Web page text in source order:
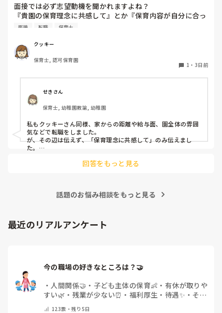
なること多いことに気づきました。
その度にあちらこちらに痛みが来て
立ち上がる時には、膝や太ももが固まり痛みが……
腰痛、膝痛お持ちの方は、どの程度の痛みで働かれているの
でしょうか。
出産等で、幾度か開腹手術をしましたが、翌日には歩けまし
たし…
今回は、今少し治まっている痛みがぶり返したどうしようと
いう思いもあり、ちょっと無理かも…と思い始めています。
まだ急性期ということと、昔、夫が腰を痛めてすぐに整骨院
に行ってより酷くなって帰ってきたことがあり、怖くて行け
ので、その子には待っててねといい外に出ていました。今日
はそれで2回漏らしています。
2回目は私は見ていないのですが、かなり微量だったそう
しているように見えると言われました。
日頃からそのことの関わりはしっかり持てるように意識はし
ていますが…
面接では必ず志望動機を聞かれますよね？
『貴園の保育理念に共感して』とか『保育内容が自分に合っ
てると思いました』等々が多いかと思いますが、実際はどう
私自身、園の雰囲気とか園の規模、保育内容は勘案しますが
正直なところ、家から通いやすいか、給与はどうか…という
ところに重きを置いています
皆さんは、志望動機をどのように答えていますか？また、本
音はどうですか？
面接 転職 保育士
クッキー
保育士, 認可保育園
1 ・ 3日前
せきさん
保育士, 幼稚園教諭, 幼稚園
私もクッキーさん同様、家からの距離や給与面、園全体の雰囲
気などで転職をしました。
が、その辺は伝えず、「保育理念に共感して」のみ伝えまし
た。
回答をもっと見る
話題のお悩み相談をもっと見る
最近のリアルアンケート
・ 人間関係🤝 ・ 子ども主体の保育👶 ・ 有休が取りや
すい🌿 ・ 残業が少ない⏰ ・ 福利厚生・待遇✨ ・ その
123票・残り5日